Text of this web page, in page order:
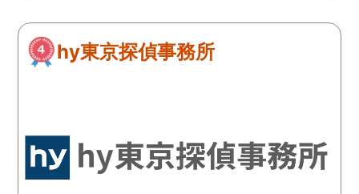
hy東京探偵事務所